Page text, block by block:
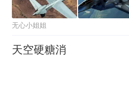
无心小姐姐
天空硬糖消